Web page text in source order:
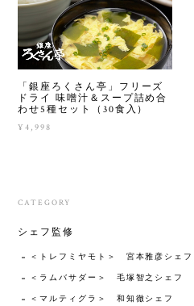
「銀座ろくさん亭」フリーズ
ドライ 味噌汁＆スープ詰め合
わせ5種セット（30食入）
¥4,998
CATEGORY
シェフ監修
＜トレフミヤモト＞ 宮本雅彦シェフ
＜ラムバサダー＞ 毛塚智之シェフ
＜マルティグラ＞ 和知徹シェフ